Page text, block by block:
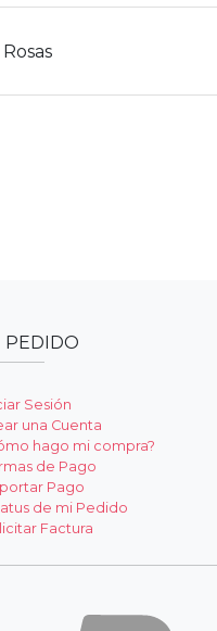
PEDIDO
Sesión
una Cuenta
hago mi compra?
de Pago
Pago
de mi Pedido
Factura